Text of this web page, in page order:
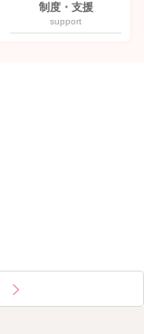
制度・支援
support